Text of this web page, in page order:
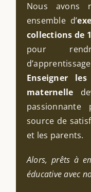
Nous avons
ensemble d’
collections de
pour
Enseigner
maternelle
source de
et les parents.
Alors, prêts à
éducative avec